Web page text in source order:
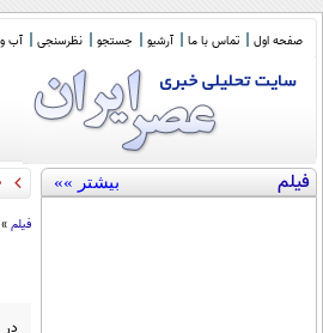
صفحه اول تماس با ما آرشیو جستجو نظرسنجی آب
فیلم بیشتر »» 50 سال
فیلم »